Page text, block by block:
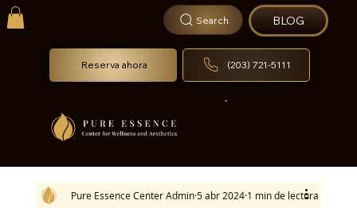
Reserva ahora (203) 721-5111
Search BLOG
Pure Essence Center Admin5 abr 20241 min de lectura